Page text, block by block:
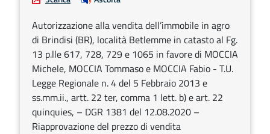
Autorizzazione alla vendita dell’immobile in agro
di Brindisi (BR), località Betlemme in catasto al Fg.
13 p.lle 617, 728, 729 e 1065 in favore di MOCCIA
Michele, MOCCIA Tommaso e MOCCIA Fabio - T.U.
Legge Regionale n. 4 del 5 Febbraio 2013 e
ss.mm.ii., artt. 22 ter, comma 1 lett. b) e art. 22
quinquies, – DGR 1381 del 12.08.2020 –
Riapprovazione del prezzo di vendita